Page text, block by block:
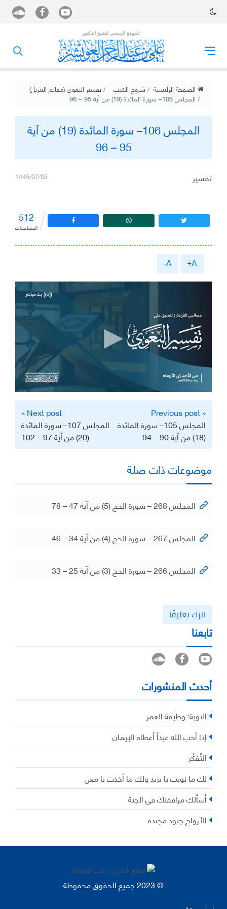
الصفحة الرئيسية شروح الكتب تفسير البغوي (معالم التنزيل)
المجلس 106– سورة المائدة (19) من آية 95 – 96
المجلس 106– سورة المائدة (19) من آية
95 – 96
1445/07/05 تفسير
512
المشاهدات
A+
A-
تصفّح
المقالات
« Previous post
المجلس 105– سورة المائدة
(18) من آية 90 – 94
Next post »
المجلس 107– سورة المائدة
(20) من آية 97 – 102
موضوعات ذات صلة
المجلس 268 – سورة الحج (5) من آية 47 – 78
المجلس 267 – سورة الحج (4) من آية 34 – 46
المجلس 266 – سورة الحج (3) من آية 25 – 33
اترك تعليقًا
تابعنا
أحدث المنشورات
التوبة: وظيفة العمر
إذا أحب الله عبداً أعطاه الإيمان
التَّفَكُر
لك ما نويت يا يزيد ولك ما أخذت يا معن
أسألك مرافقتك في الجنة
الأرواح جنود مجندة
© 2023 جميع الحقوق محفوظة